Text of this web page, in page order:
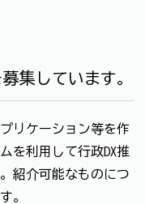
集しています。
リケーション等を作
を利用して行政DX推
紹介可能なものにつ
。